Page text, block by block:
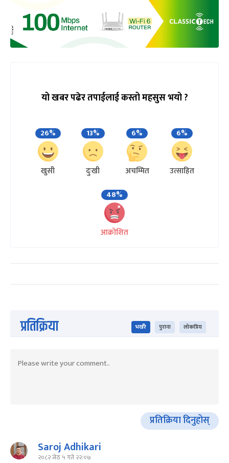
यो खबर पढेर तपाईलाई कस्तो महसुस भयो ?
26%
खुसी
13%
दुःखी
6%
अचम्मित
6%
उत्साहित
48%
आक्रोशित
प्रतिक्रिया भर्खरै पुराना लोकप्रिय
प्रतिक्रिया दिनुहोस्
Saroj Adhikari
२०८२ जेठ ५ गते २२:०७